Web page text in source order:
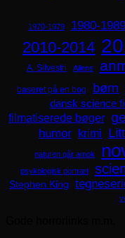
1970-1979 1980-1989
2010-2014
A. Silvestri Aliens
baseret på en bog børn
dansk science
filmatiserede bøger
humor krimi
naturen går amok
psykologisk portræt
Stephen King